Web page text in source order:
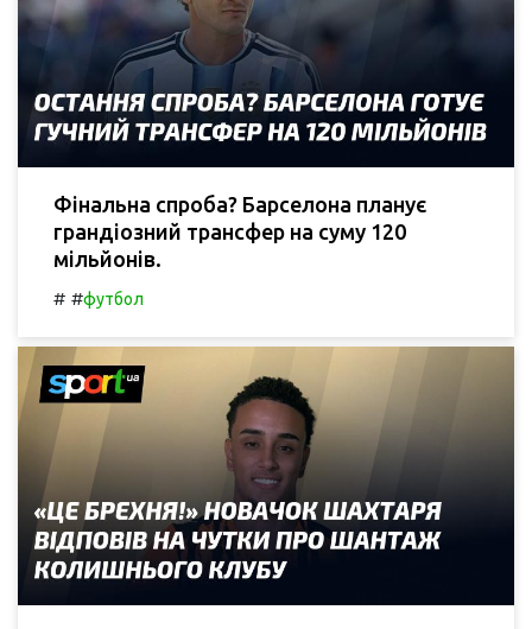
Фінальна спроба? Барселона планує
грандіозний трансфер на суму 120
мільйонів.
# #футбол